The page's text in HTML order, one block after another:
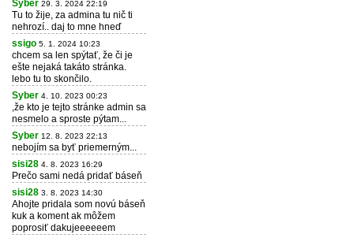
Syber 29. 3. 2024 22:19
Tu to žije, za admina tu nič ti
nehrozí.. daj to mne hneď
ssigo 5. 1. 2024 10:23
chcem sa len spýtať, že či je
ešte nejaká takáto stránka.
lebo tu to skončilo.
Syber 4. 10. 2023 00:23
,že kto je tejto stránke admin sa
nesmelo a sproste pýtam...
Syber 12. 8. 2023 22:13
nebojím sa byť priemerným...
sisi28 4. 8. 2023 16:29
Prečo sami nedá pridať báseň
sisi28 3. 8. 2023 14:30
Ahojte pridala som novú báseň
kuk a koment ak môžem
poprosiť dakujeeeeeem